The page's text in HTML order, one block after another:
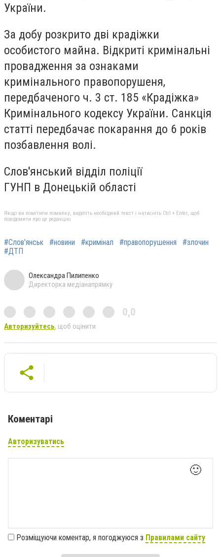
України.
За добу розкрито дві крадіжки
особистого майна. Відкриті кримінальні
провадження за ознаками
кримінального правопорушеня,
передбаченого ч. 3 ст. 185 «Крадіжка»
Кримінального кодексу України. Санкція
статті передбачає покарання до 6 років
позбавлення волі.
Слов'янський відділ поліції
ГУНП в Донецькій області
Якщо ви помітили помилку, виділіть необхідний текст і натисніть Ctrl + Enter, щоб
повідомити про це редакцію
#Слов'янськ #новини #кримінал #правопорушення
#злочин
#ДТП
Олександра Пилипенко
Директорка медіанапрямку
0,0
Авторизуйтесь, щоб оцінити
Коментарі
Авторизуватись
🙂
Розміщуючи коментар, я погоджуюся з Правилами сайту